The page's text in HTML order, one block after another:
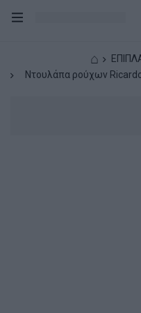
⌂
Ντουλάπα ρούχων